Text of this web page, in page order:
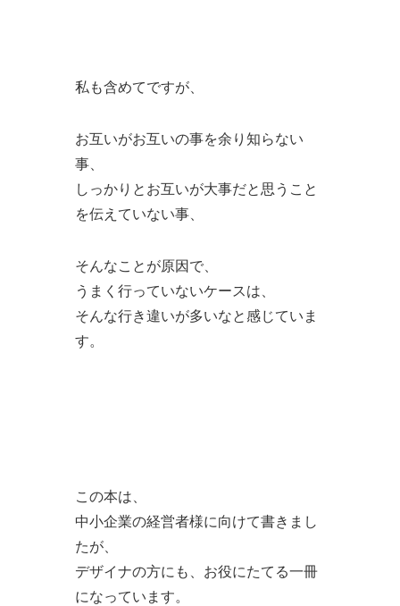
私も含めてですが、
お互いがお互いの事を余り知らない
事、
しっかりとお互いが大事だと思うこと
を伝えていない事、
そんなことが原因で、
うまく行っていないケースは、
そんな行き違いが多いなと感じていま
す。
この本は、
中小企業の経営者様に向けて書きまし
たが、
デザイナの方にも、お役にたてる一冊
になっています。